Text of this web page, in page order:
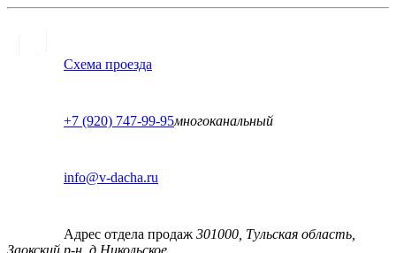
Схема проезда
+7 (920) 747-99-95многоканальный
info@v-dacha.ru
Адрес отдела продаж 301000, Тульская область,
Заокский р-н, д.Никольское,